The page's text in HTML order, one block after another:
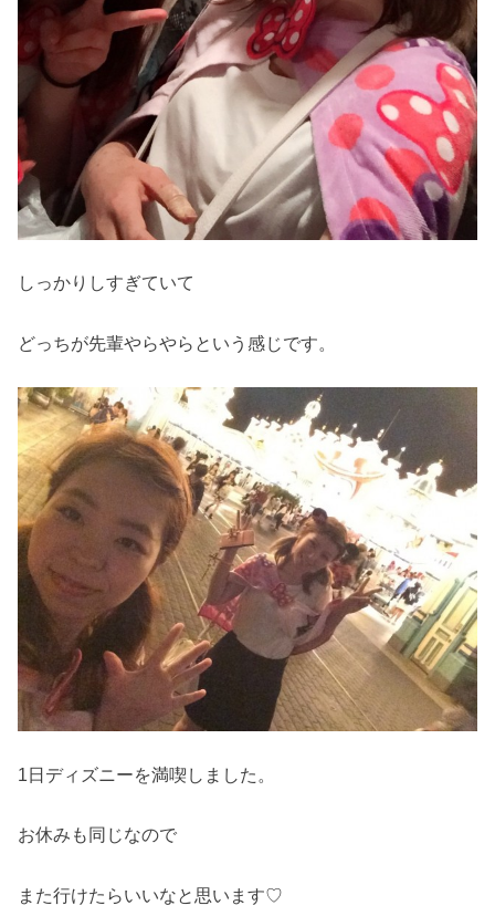
しっかりしすぎていて
どっちが先輩やらやらという感じです。
1日ディズニーを満喫しました。
お休みも同じなので
また行けたらいいなと思います♡